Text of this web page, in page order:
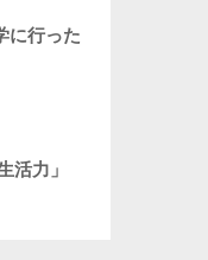
に行った
活力」